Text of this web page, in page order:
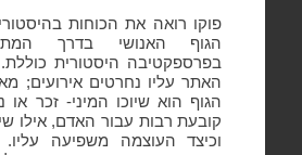
פוקו רואה את הכוחות
הגוף האנושי בדרך
בפרספקטיבה היסטורית
האתר עליו נחרטים אירועים;
הגוף הוא שיוכו המיני- זכר או
קובעת רבות עבור האדם, אילו
וכיצד העוצמה משפיעה